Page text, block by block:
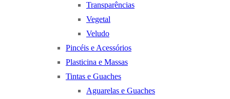
Transparências
Vegetal
Veludo
Pincéis e Acessórios
Plasticina e Massas
Tintas e Guaches
Aguarelas e Guaches